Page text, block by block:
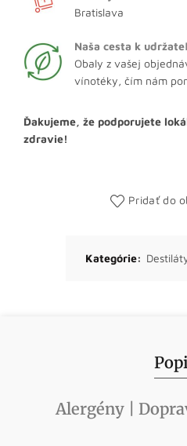
Bratislava
Naša cesta k
Obaly z vašej
vínotéky, čím nám
Ďakujeme, že podporujete
zdravie!
Pridať do
Kategórie:
Alergény |